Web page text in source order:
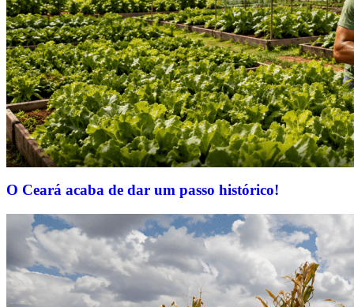
O Ceará acaba de dar um passo histórico!